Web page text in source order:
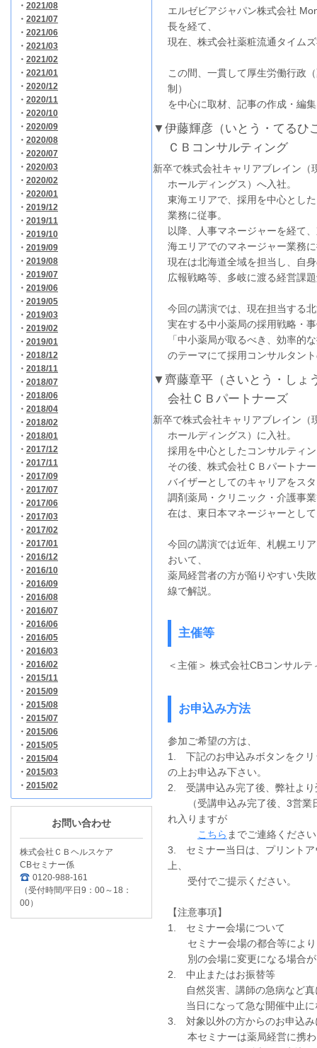
・ 2021/08
・ 2021/07
・ 2021/06
・ 2021/03
・ 2021/02
・ 2021/01
・ 2020/12
・ 2020/11
・ 2020/10
・ 2020/09
・ 2020/08
・ 2020/07
・ 2020/03
・ 2020/02
・ 2020/01
・ 2019/12
・ 2019/11
・ 2019/10
・ 2019/09
・ 2019/08
・ 2019/07
・ 2019/06
・ 2019/05
・ 2019/03
・ 2019/02
・ 2019/01
・ 2018/12
・ 2018/11
・ 2018/07
・ 2018/06
・ 2018/04
・ 2018/02
・ 2018/01
・ 2017/12
・ 2017/11
・ 2017/09
・ 2017/07
・ 2017/06
・ 2017/03
・ 2017/02
・ 2017/01
・ 2016/12
・ 2016/10
・ 2016/09
・ 2016/08
・ 2016/07
・ 2016/06
・ 2016/05
・ 2016/03
・ 2016/02
・ 2015/11
・ 2015/09
・ 2015/08
・ 2015/07
・ 2015/06
・ 2015/05
・ 2015/04
・ 2015/03
・ 2015/02
お問い合わせ
株式会社ＣＢヘルスケア
CBセミナー係
0120-988-161
（受付時間/平日9：00～18：
00）
エルゼビアジャパン株式会社
長を経て、
現在、株式会社薬粧流通タイム
この間、一貫して厚生労働行政
制）
を中心に取材、記事の作成・編
▼伊藤輝彦（いとう・てるひ
ＣＢコンサルティング
新卒で株式会社キャリアブレイン（
ホールディングス）へ入社。
東海エリアで、採用を中心とし
業務に従事。
以降、人事マネージャーを経て
海エリアでのマネージャー業務
現在は北海道全域を担当し、自
広報戦略等、多岐に渡る経営課
今回の講演では、現在担当する
実在する中小薬局の採用戦略・
「中小薬局が取るべき、効率的
のテーマにて採用コンサルタン
▼齊藤章平（さいとう・しょ
会社ＣＢパートナーズ
新卒で株式会社キャリアブレイン（
ホールディングス）に入社。
採用を中心としたコンサルティ
その後、株式会社ＣＢパートナ
バイザーとしてのキャリアをス
調剤薬局・クリニック・介護事
在は、東日本マネージャーとし
今回の講演では近年、札幌エリ
おいて、
薬局経営者の方が陥りやすい失
線で解説。
主催等
＜主催＞ 株式会社CBコンサルテ
お申込み方法
参加ご希望の方は、
1. 下記のお申込みボタンをクリ
の上お申込み下さい。
2. 受講申込み完了後、弊社より
（受講申込み完了後、3営業
れ入りますが
こちら までご連絡くださ
3. セミナー当日は、プリントア
上、
受付でご提示ください。
【注意事項】
1. セミナー会場について
セミナー会場の都合等により
別の会場に変更になる場合が
2. 中止またはお振替等
自然災害、講師の急病など真
当日になって急な開催中止に
3. 対象以外の方からのお申込み
本セミナーは薬局経営に携わ